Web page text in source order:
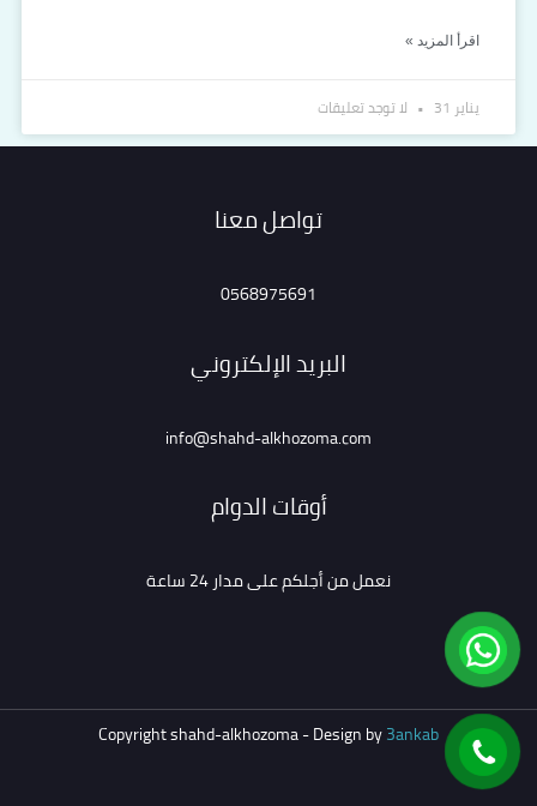
اقرأ المزيد »
يناير 31 لا توجد تعليقات
تواصل معنا
0568975691
البريد الإلكتروني
info@shahd-alkhozoma.com
أوقات الدوام
نعمل من أجلكم على مدار 24 ساعة
Copyright shahd-alkhozoma - Design by3ankab